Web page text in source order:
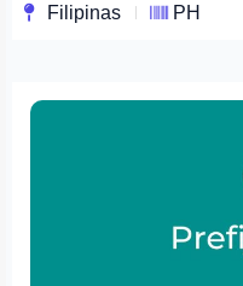
Filipinas PH